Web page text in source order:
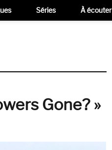
Gone? »
Séries À écouter